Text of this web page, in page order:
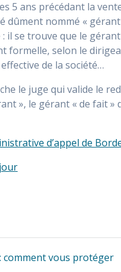
5 ans précédant la
dûment nommé «
il se trouve que le
formelle, selon le
de la société…
le juge qui valide le
», le gérant « de fait
d’appel de
comment vous protéger